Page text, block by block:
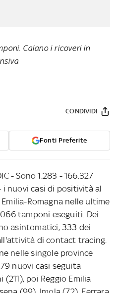
Calano i ricoveri in
Fonti Preferite
CONDIVIDI
- Sono 1.283 - 166.327
nuovi casi di positività al
Romagna nelle ultime
tamponi eseguiti. Dei
asintomatici, 333 dei
di contact tracing.
nelle singole province
nuovi casi seguita
poi Reggio Emilia